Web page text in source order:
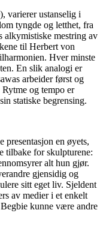
varierer ustanselig i
tyngde og letthet, fra
alkymistiske mestring av
til Herbert von
Hver minste
En slik analogi er
arbeider først og
og tempo er
statiske begrensing.
presentasjon en øyets,
tilbake for skulpturene:
alt hun gjør.
gjensidig og
sitt eget liv. Sjeldent
av medier i et enkelt
kunne være andre